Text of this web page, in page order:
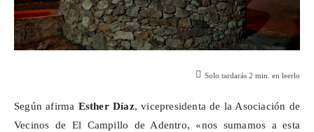
Solo tardarás 2 min. en leerlo
Según afirma Esther Díaz, vicepresidenta de la Asociación de
Vecinos de El Campillo de Adentro, «nos sumamos a esta